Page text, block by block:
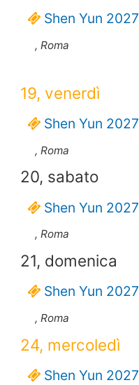
Shen Yun 2027
, Roma
19, venerdì
Shen Yun 2027
, Roma
20, sabato
Shen Yun 2027
, Roma
21, domenica
Shen Yun 2027
, Roma
24, mercoledì
Shen Yun 2027